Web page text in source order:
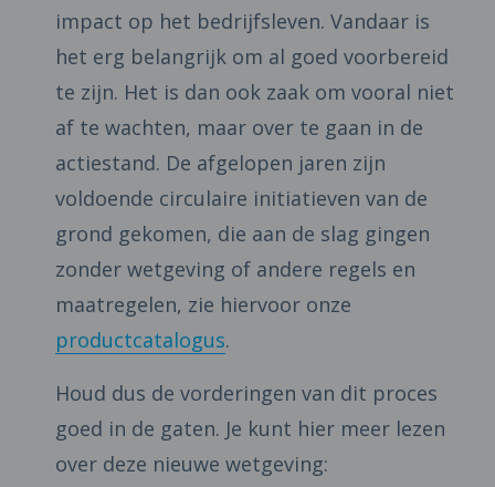
impact op het bedrijfsleven. Vandaar is
het erg belangrijk om al goed voorbereid
te zijn. Het is dan ook zaak om vooral niet
af te wachten, maar over te gaan in de
actiestand. De afgelopen jaren zijn
voldoende circulaire initiatieven van de
grond gekomen, die aan de slag gingen
zonder wetgeving of andere regels en
maatregelen, zie hiervoor onze
productcatalogus.
Houd dus de vorderingen van dit proces
goed in de gaten. Je kunt hier meer lezen
over deze nieuwe wetgeving: